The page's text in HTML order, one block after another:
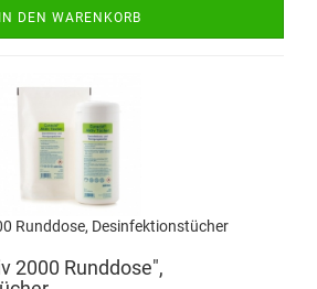
IN DEN WARENKORB
Runddose, Desinfektionstücher
2000 Runddose",